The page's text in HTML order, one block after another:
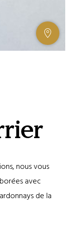
OU
nous vous
avec
de la